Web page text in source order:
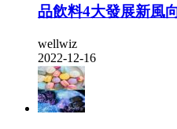
品飲料4大發展新風
wellwiz
2022-12-16